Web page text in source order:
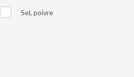
Sel, poivre